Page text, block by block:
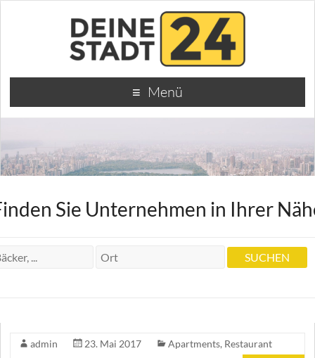
Menü
Sie Unternehmen in Ihrer
admin 23. Mai 2017 Apartments, Restaurant